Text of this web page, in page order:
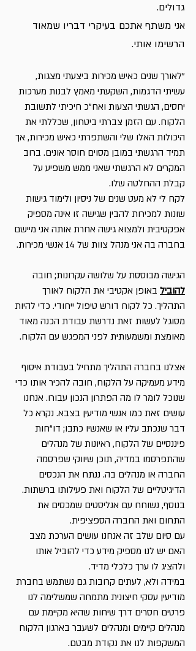
גדולים.
אני משתף אתכם בעיקרי דבריו שמאוד
הרשימו אותי.
"לאורך שנים כאיש מכירות ביצעתי מצגות,
עשיתי הדגמות, השקעתי מאמץ לבנות מערכות
יחסים, הגשתי הצעות ואח"כ חיכיתי לתשובת
הלקוח. עם הזמן צברתי ביטחון, שכללתי את
היכולות האלו שלי והשתפרתי כאיש מכירות, אך
תמיד הרגשתי במובן מסוים חוסר אונים. ברוב
המקרים לא הרגשתי שאני ממש משפיע על
קבלת ההחלטה שלו.
לקח לי לא מעט שנים של ניסיון ולימוד גישות
שונות למכירות להבין שגישה זו אינה מספיק
אפקטיבית ולמצוא גישה אחרת אותה אני מיישם
בחברה בה אני מנהל צוות של 14 אנשי מכירות.
הגישה מבוססת על שלושה עקרונות; חובה
להוביל באופן אקטיבי את הלקוח לאורך
התהליך. כל לקוח דורש טיפול ייחודי. כדי להיות
מסוגל לעשות זאת נדרשת עבודת הכנה מאוד
מאומצת ומשמעותית לפני המפגש עם הלקוח.
אצלנו בחברה התהליך מתחיל בעבודת איסוף
מידע מעמיקה על הלקוח, חובה להכיר אותו כדי
שנוכל לומר לו מה הפתרון הנכון עבורו. אנחנו
עושים זאת כמו אנשי מודיעין בצבא. נקרא כל
דבר שנכתב עליו או שאנשיו כתבו; דו"חות
פיננסיים של הלקוח, ראיונות של מנהלים
שהתפרסמו במדיה, תוכן שיווקי שפרסמה
החברה או מנהלים בה. ננתח את הנכסים
הדיגיטליים של הלקוח ואת פעילותו ברשתות.
בנוסף, נשוחח עם אנליסטים שמכסים את
התחום ואת החברה הספציפית.
עם סיום שלב זה אנחנו עושים הערכת מצב
האם יש לנו מספיק מידע כדי להוביל אותו
ולהציג לו ערך כלכלי מדיד.
במידה ולא, לעתים קרובות גם נשתמש בחברת
מודיעין עסקי חיצונית מתמחה שמשלימה לנו
פרטים חסרים דרך שיחות שהיא מקיימת עם
מנהלים קיימים ומנהלים לשעבר בארגון הלקוח
המשקפות לנו את נקודת מבטם.